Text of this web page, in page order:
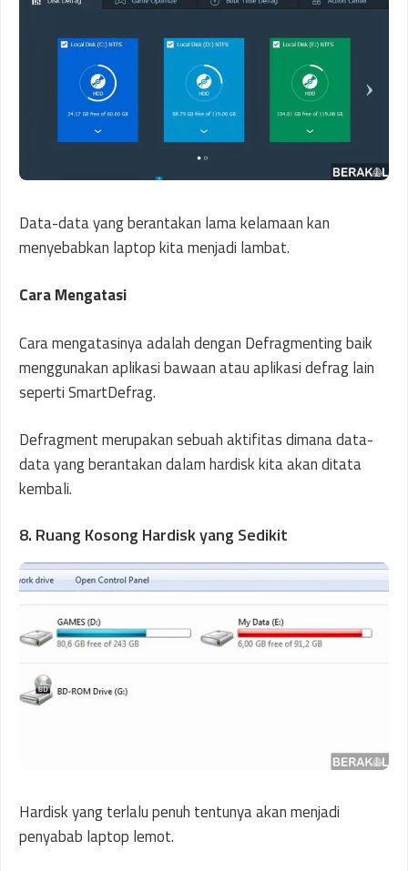
Data-data yang berantakan lama kelamaan kan
menyebabkan laptop kita menjadi lambat.
Cara Mengatasi
Cara mengatasinya adalah dengan Defragmenting baik
menggunakan aplikasi bawaan atau aplikasi defrag lain
seperti SmartDefrag.
Defragment merupakan sebuah aktifitas dimana data-
data yang berantakan dalam hardisk kita akan ditata
kembali.
8. Ruang Kosong Hardisk yang Sedikit
Hardisk yang terlalu penuh tentunya akan menjadi
penyabab laptop lemot.